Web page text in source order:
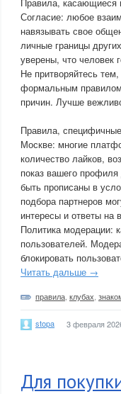
Согласие: любое
навязывать свое
личные границы
уверены, что человек
Не притворяйтесь
формальным
причин. Лучше
Правила,
Москве: многие
количество лайков,
показ вашего
быть прописаны в
подбора партнеров
интересы и ответы на
Политика модерации:
пользователей.
блокировать
Читать дальше →
правила клубах
stopa 3 февраля
Для